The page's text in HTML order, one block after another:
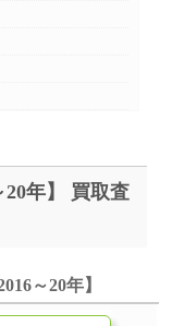
買取査
～20年】